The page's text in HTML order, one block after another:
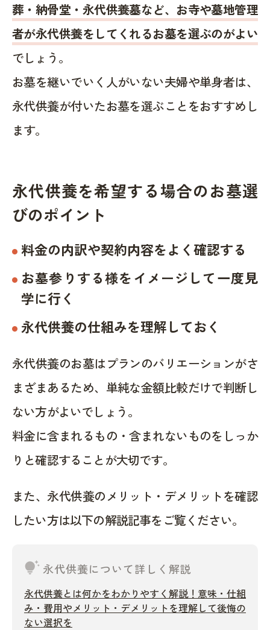
葬・納骨堂・永代供養墓など、お寺や墓地管理
者が永代供養をしてくれるお墓を選ぶのがよい
でしょう。
お墓を継いでいく人がいない夫婦や単身者は、
永代供養が付いたお墓を選ぶことをおすすめし
ます。
永代供養を希望する場合のお墓選
びのポイント
料金の内訳や契約内容をよく確認する
お墓参りする様をイメージして一度見
学に行く
永代供養の仕組みを理解しておく
永代供養のお墓はプランのバリエーションがさ
まざまあるため、単純な金額比較だけで判断し
ない方がよいでしょう。
料金に含まれるもの・含まれないものをしっか
りと確認することが大切です。
また、永代供養のメリット・デメリットを確認
したい方は以下の解説記事をご覧ください。
tips_and_updates 永代供養について詳しく解説
永代供養とは何かをわかりやすく解説！意味・仕組
み・費用やメリット・デメリットを理解して後悔の
ない選択を